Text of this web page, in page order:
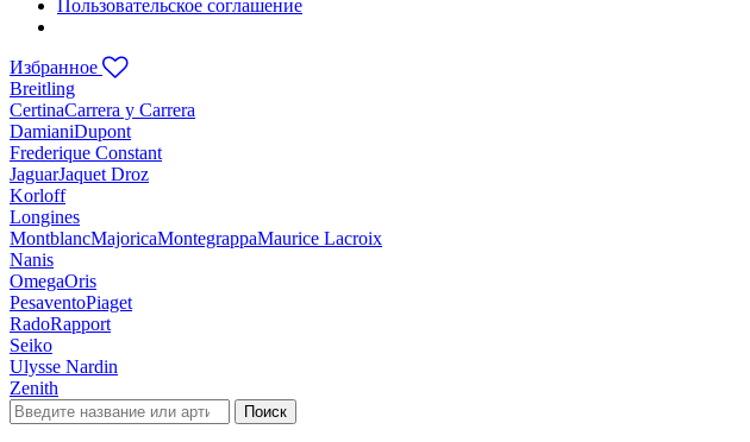
Пользовательское соглашение
Избранное
Breitling
CertinaCarrera y Carrera
DamianiDupont
Frederique Constant
JaguarJaquet Droz
Korloff
Longines
MontblancMajoricaMontegrappaMaurice Lacroix
Nanis
OmegaOris
PesaventoPiaget
RadoRapport
Seiko
Ulysse Nardin
Zenith
Поиск